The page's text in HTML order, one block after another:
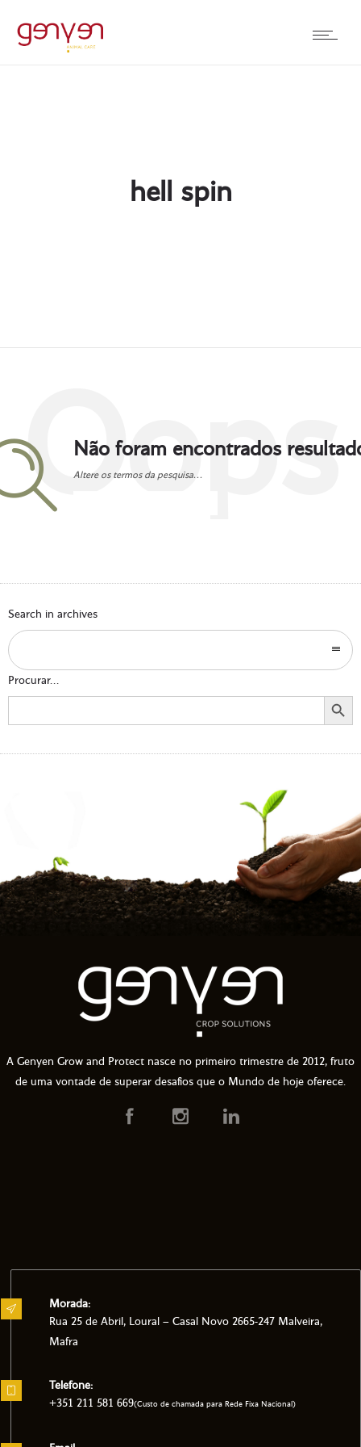
hell spin
Oops
Não foram encontrados
Altere os termos da pesquisa...
Search in archives
Procurar...
Search
Search Button
A Genyen Grow and Protect nasce no primeiro trimestre de 2012, fruto
de uma vontade de superar desafios que o Mundo de hoje oferece.
Morada:
Rua 25 de Abril, Loural – Casal Novo 2665-247 Malveira,
Mafra
Telefone:
+351 211 581 669(Custo de chamada para Rede Fixa Nacional)